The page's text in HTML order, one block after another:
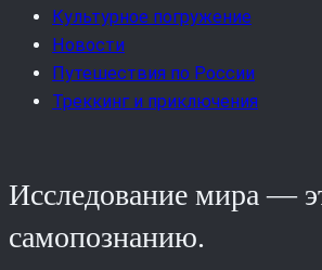
Культурное погружение
Новости
Путешествия по России
Треккинг и приключения
Исследование мира —
самопознанию.